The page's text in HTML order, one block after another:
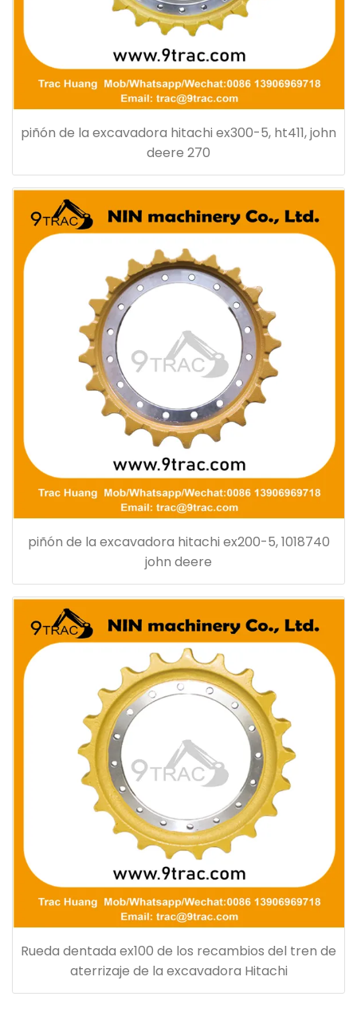
piñón de la excavadora hitachi ex300-5, ht411, john
deere 270
piñón de la excavadora hitachi ex200-5, 1018740
john deere
Rueda dentada ex100 de los recambios del tren de
aterrizaje de la excavadora Hitachi